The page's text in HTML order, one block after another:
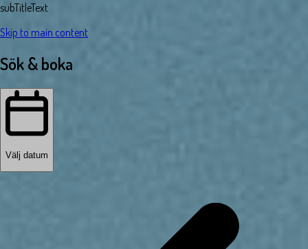
subTitleText
Skip to main content
Sök & boka
Välj datum